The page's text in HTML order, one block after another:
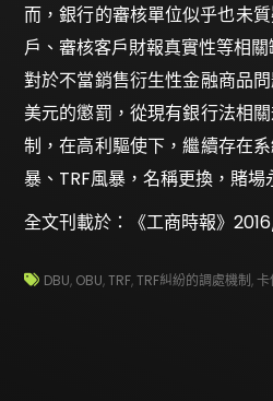
而，銀行的審核單位似乎也未
戶、審核客戶財報真實性等相
對於不當銷售衍生性金融商品
美元的懲罰，從現有銀行法相
制，在高利驅使下，繼續存在
暴、TRF風暴，名稱更換，賭
全文刊載於：《工商時報》
DBU, OBU,TRF,TRF糾紛的調處機制,卡